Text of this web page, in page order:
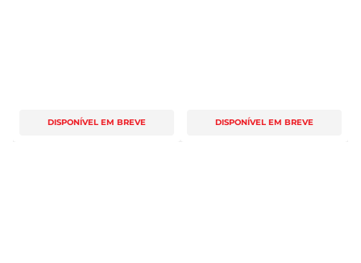
DISPONÍVEL EM BREVE DISPONÍVEL EM BREVE